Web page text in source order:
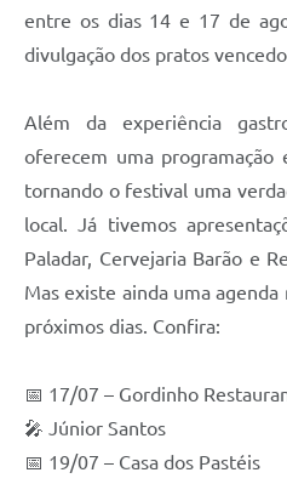
Carta de Serviços
Legislação
Transparência
SIC
entre os dias 14 e 17 de
divulgação dos pratos
Além da experiência
oferecem uma programação
tornando o festival uma
local. Já tivemos
Paladar, Cervejaria Barão e
Mas existe ainda uma
próximos dias. Confira:
📅 17/07 – Gordinho
🎤 Júnior Santos
📅 19/07 – Casa dos Pastéis